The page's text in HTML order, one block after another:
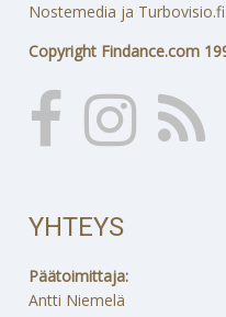
Nostemedia ja Turbovisio.fi.
Copyright Findance.com
YHTEYS
Päätoimittaja:
Antti Niemelä